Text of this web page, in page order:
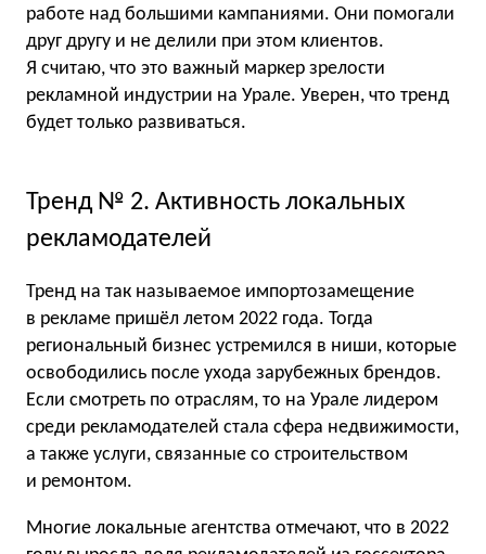
работе над большими кампаниями. Они помогали
друг другу и не делили при этом клиентов.
Я считаю, что это важный маркер зрелости
рекламной индустрии на Урале. Уверен, что тренд
будет только развиваться.
Тренд № 2. Активность локальных
рекламодателей
Тренд на так называемое импортозамещение
в рекламе пришёл летом 2022 года. Тогда
региональный бизнес устремился в ниши, которые
освободились после ухода зарубежных брендов.
Если смотреть по отраслям, то на Урале лидером
среди рекламодателей стала сфера недвижимости,
а также услуги, связанные со строительством
и ремонтом.
Многие локальные агентства отмечают, что в 2022